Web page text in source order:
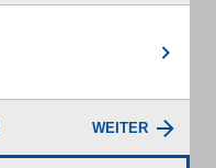
WEITER